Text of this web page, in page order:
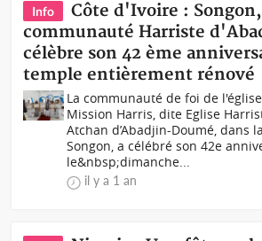
Info
Côte d'Ivoire :
communauté Harriste
célèbre son 42 ème
temple entièrement rénové
La communauté de foi de
Mission Harris, dite Eglise
Atchan d’Abadjin-Doumé, dans
Songon, a célébré son 42e
le&nbsp;dimanche...
il y a 1 an